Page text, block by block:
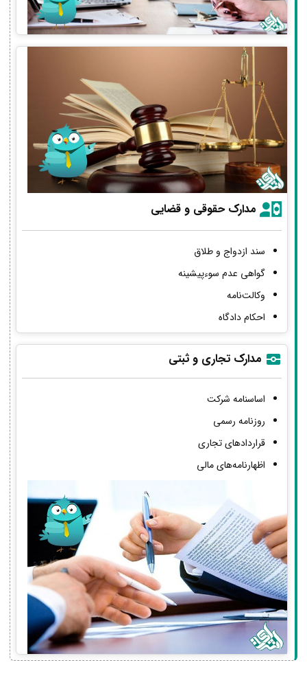
مدارک حقوقی و قضایی
سند ازدواج و طلاق
گواهی عدم سوءپیشینه
وکالت‌نامه
احکام دادگاه
مدارک تجاری و ثبتی
اساسنامه شرکت
روزنامه رسمی
قراردادهای تجاری
اظهارنامه‌های مالی